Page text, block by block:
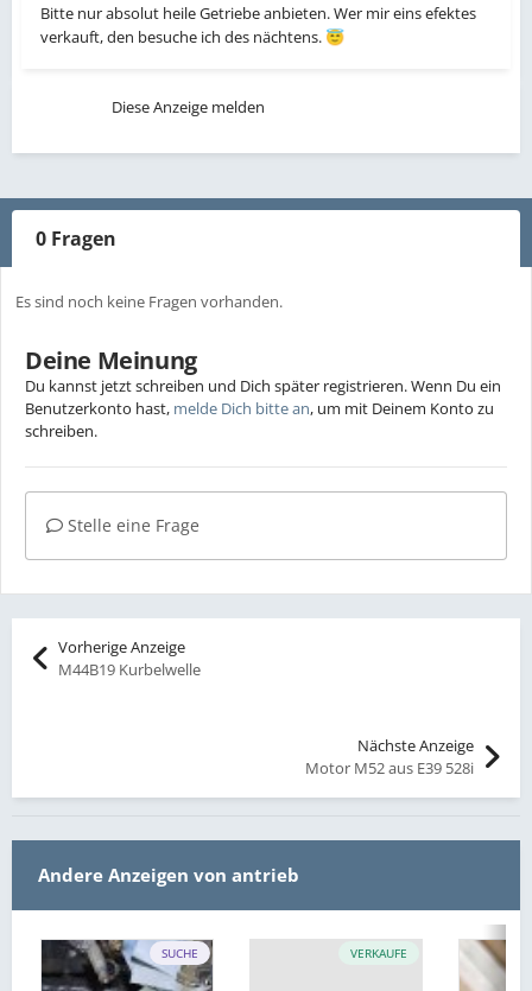
Bitte nur absolut heile Getriebe anbieten. Wer mir eins efektes
verkauft, den besuche ich des nächtens. 😇
Diese Anzeige melden
0 Fragen
Es sind noch keine Fragen vorhanden.
Deine Meinung
Du kannst jetzt schreiben und Dich später registrieren. Wenn Du ein
Benutzerkonto hast, melde Dich bitte an, um mit Deinem Konto zu
schreiben.
Stelle eine Frage
Vorherige Anzeige
M44B19 Kurbelwelle
Nächste Anzeige
Motor M52 aus E39 528i
Andere Anzeigen von antrieb
SUCHE VERKAUFE